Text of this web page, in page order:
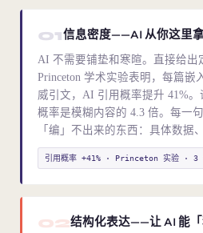
01信息密度——AI 从你这里拿
AI 不需要铺垫和寒暄。直接给出
Princeton 学术实验表明，每篇嵌
威引文，AI 引用概率提升 41%
概率是模糊内容的 4.3 倍。每一
「编」不出来的东西：具体数据
引用概率 +41% · Princeton 实验 · 3
02结构化表达——让 AI 能